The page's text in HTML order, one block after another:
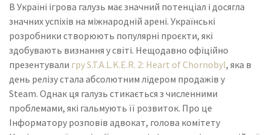
В Україні ігрова галузь має значний потенціал і досягла
значних успіхів на міжнародній арені. Українські
розробники створюють популярні проєкти, які
здобувають визнання у світі. Нещодавно офіційно
презентували гру S.T.A.L.K.E.R. 2: Heart of Chornobyl, яка в
день релізу стала абсолютним лідером продажів у
Steam. Однак ця галузь стикається з численними
проблемами, які гальмують її розвиток. Про це
Інформатору розповів адвокат, голова комітету